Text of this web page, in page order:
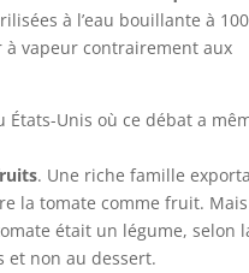
à l’eau bouillante à
à vapeur contrairement aux
Unis où ce débat a
. Une riche famille
la tomate comme fruit.
était un légume, selon
et non au dessert.